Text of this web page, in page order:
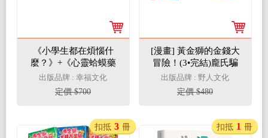
《小學生都在煩惱什
麼？》+《心靈蛤蟆藥
局》【孩子的心事有人
懂：SEL情緒成長套
書】
出版品牌 : 幸福文化
定價 $700
[漫畫] 黃金獅的金錢大
冒險！(3•完結)龐氏騙
局？我才不上當：我在
異世界的錢錢升級任
務，成為真正有錢人的
錢力Lv UP】（附★賺
錢小高手．角色對戰牌
出版品牌 : 野人文化
定價 $480
扣抵 3 冊 扣抵 1 冊